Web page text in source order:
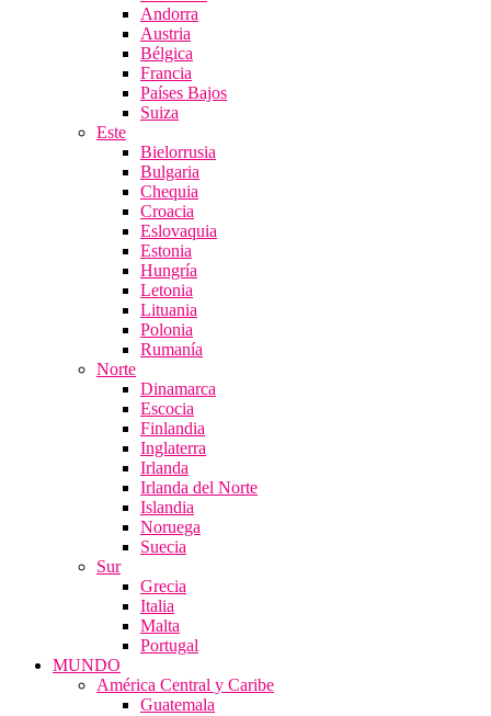
Andorra
Austria
Bélgica
Francia
Países Bajos
Suiza
Este
Bielorrusia
Bulgaria
Chequia
Croacia
Eslovaquia
Estonia
Hungría
Letonia
Lituania
Polonia
Rumanía
Norte
Dinamarca
Escocia
Finlandia
Inglaterra
Irlanda
Irlanda del Norte
Islandia
Noruega
Suecia
Sur
Grecia
Italia
Malta
Portugal
MUNDO
América Central y Caribe
Guatemala